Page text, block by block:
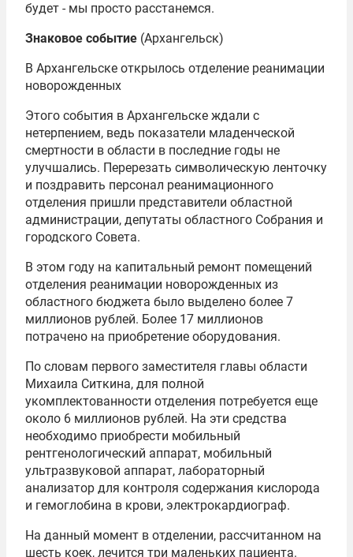
будет - мы просто расстанемся.
Знаковое событие (Архангельск)
В Архангельске открылось отделение реанимации
новорожденных
Этого события в Архангельске ждали с
нетерпением, ведь показатели младенческой
смертности в области в последние годы не
улучшались. Перерезать символическую ленточку
и поздравить персонал реанимационного
отделения пришли представители областной
администрации, депутаты областного Собрания и
городского Совета.
В этом году на капитальный ремонт помещений
отделения реанимации новорожденных из
областного бюджета было выделено более 7
миллионов рублей. Более 17 миллионов
потрачено на приобретение оборудования.
По словам первого заместителя главы области
Михаила Ситкина, для полной
укомплектованности отделения потребуется еще
около 6 миллионов рублей. На эти средства
необходимо приобрести мобильный
рентгенологический аппарат, мобильный
ультразвуковой аппарат, лабораторный
анализатор для контроля содержания кислорода
и гемоглобина в крови, электрокардиограф.
На данный момент в отделении, рассчитанном на
шесть коек, лечится три маленьких пациента.